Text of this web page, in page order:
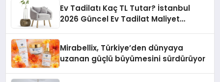
Ev Tadilatı Kaç TL Tutar? İstanbul
2026 Güncel Ev Tadilat Maliyet
Mirabellix, Türkiye’den dünyaya
uzanan güçlü büyümesini sürdürüyor